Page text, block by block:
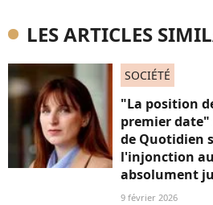
LES ARTICLES
SOCIÉTÉ
"La position
premier
de Quotidien
l'injonction
absolument
9 février 2026